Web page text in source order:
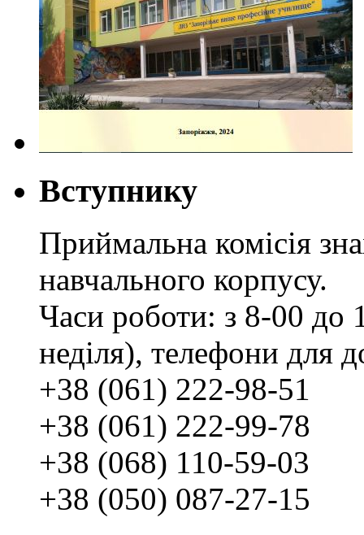
Вступнику
Приймальна комісія
навчального корпусу.
Часи роботи: з 8-00 до
неділя), телефони для
+38 (061) 222-98-51
+38 (061) 222-99-78
+38 (068) 110-59-03
+38 (050) 087-27-15